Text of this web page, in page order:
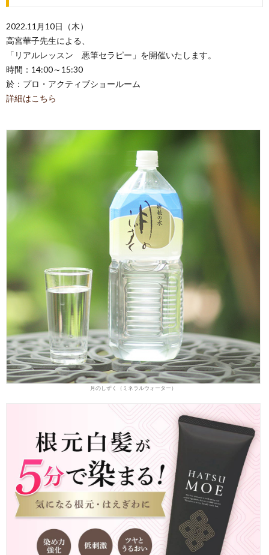
2022.11月10日（木）
高宮華子先生による、
「リアルレッスン 悪筆セラピー」を開催いたします。
時間：14:00～15:30
於：プロ・アクティブショールーム
詳細はこちら
月のしずく（ミネラルウォーター）